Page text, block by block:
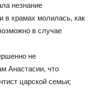
незнание
в храмах молилась, как
в случае
не
Анастасии, что
царской семьи;